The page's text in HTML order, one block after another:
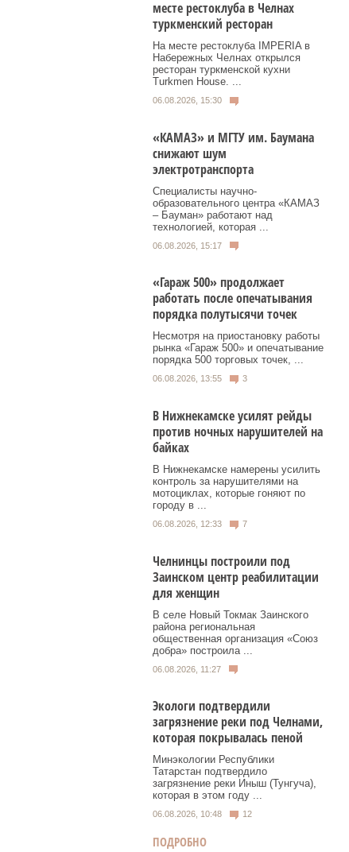
месте рестоклуба в Челнах
туркменский ресторан
На месте рестоклуба IMPERIA в
Набережных Челнах открылся
ресторан туркменской кухни
Turkmen House. ...
06.08.2026, 15:30
«КАМАЗ» и МГТУ им. Баумана
снижают шум
электротранспорта
Специалисты научно-
образовательного центра «КАМАЗ
– Бауман» работают над
технологией, которая ...
06.08.2026, 15:17
«Гараж 500» продолжает
работать после опечатывания
порядка полутысячи точек
Несмотря на приостановку работы
рынка «Гараж 500» и опечатывание
порядка 500 торговых точек, ...
06.08.2026, 13:55 3
В Нижнекамске усилят рейды
против ночных нарушителей на
байках
В Нижнекамске намерены усилить
контроль за нарушителями на
мотоциклах, которые гоняют по
городу в ...
06.08.2026, 12:33 7
Челнинцы построили под
Заинском центр реабилитации
для женщин
В селе Новый Токмак Заинского
района региональная
общественная организация «Союз
добра» построила ...
06.08.2026, 11:27
Экологи подтвердили
загрязнение реки под Челнами,
которая покрывалась пеной
Минэкологии Республики
Татарстан подтвердило
загрязнение реки Иныш (Тунгуча),
которая в этом году ...
06.08.2026, 10:48 12
ПОДРОБНО